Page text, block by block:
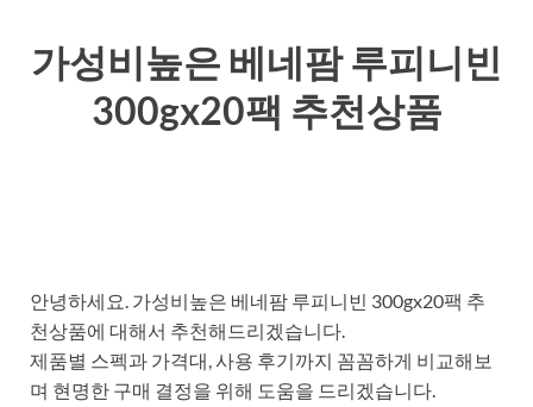
가성비높은 베네팜 루피니빈
300gx20팩 추천상품
안녕하세요. 가성비높은 베네팜 루피니빈 300gx20팩 추
천상품에 대해서 추천해드리겠습니다.
제품별 스펙과 가격대, 사용 후기까지 꼼꼼하게 비교해보
며 현명한 구매 결정을 위해 도움을 드리겠습니다.